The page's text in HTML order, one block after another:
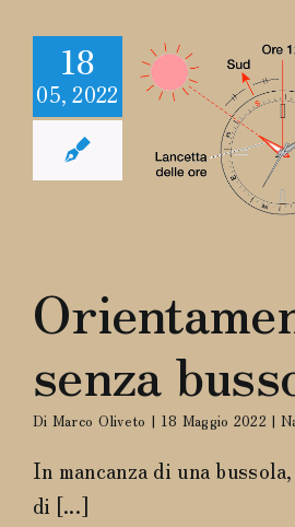
18
05, 2022
bussola
senza
Di Marco Oliveto | 18 Maggio 2022 |
In mancanza di una
di [...]